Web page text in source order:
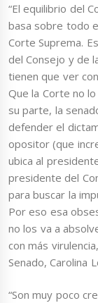
“El equilibrio del
basa sobre todo
Corte Suprema.
del Consejo y de
tienen que ver
Que la Corte no
su parte, la
defender el
opositor (que
ubica al
presidente del
para buscar la
Por eso esa
no los va a
con más
Senado, Carolina
“Son muy poco